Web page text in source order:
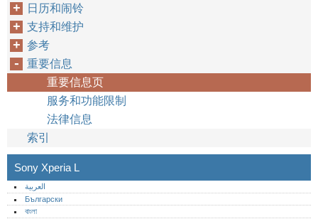
日历和闹铃
支持和维护
参考
重要信息
重要信息页
服务和功能限制
法律信息
索引
Sony Xperia L
العربية
Български
বাংলা